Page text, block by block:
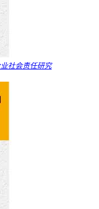
社会责任研究